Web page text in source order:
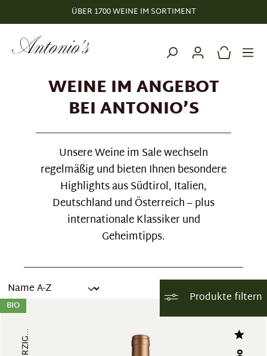
ÜBER 1700 WEINE IM SORTIMENT
WEINE IM ANGEBOT
BEI ANTONIO’S
Unsere Weine im Sale wechseln
regelmäßig und bieten Ihnen besondere
Highlights aus Südtirol, Italien,
Deutschland und Österreich – plus
internationale Klassiker und
Geheimtipps.
Produkte filtern
BIO